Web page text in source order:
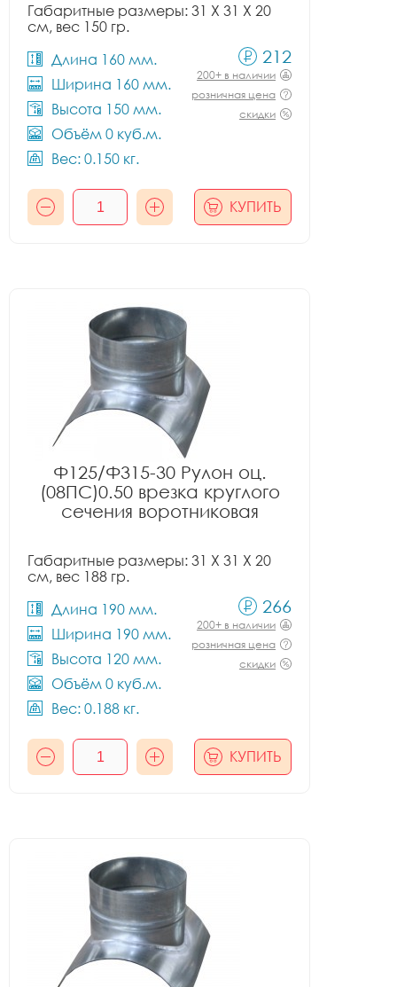
Габаритные размеры: 31 X 31 X 20
см, вес 150 гр.
Длина 160 мм.
Ширина 160 мм.
Высота 150 мм.
Объём 0 куб.м.
Вес: 0.150 кг.
212
200+ в наличии
розничная цена
скидки
КУПИТЬ
Ф125/Ф315-30 Рулон оц.
(08ПС)0.50 врезка круглого
сечения воротниковая
Габаритные размеры: 31 X 31 X 20
см, вес 188 гр.
Длина 190 мм.
Ширина 190 мм.
Высота 120 мм.
Объём 0 куб.м.
Вес: 0.188 кг.
266
200+ в наличии
розничная цена
скидки
КУПИТЬ